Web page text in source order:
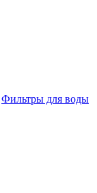
Фильтры для воды